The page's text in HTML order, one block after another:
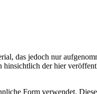
das jedoch nur
hinsichtlich der hier
Form verwendet.